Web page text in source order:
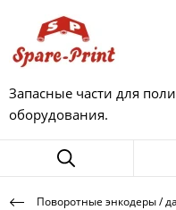
Запасные части для
оборудования.
Поворотные энкодеры /